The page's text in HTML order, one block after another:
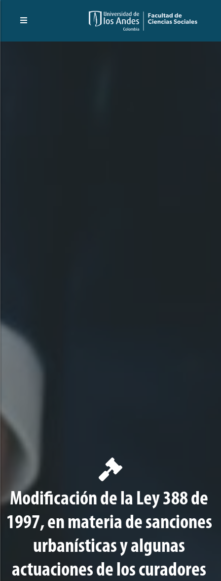
Modificación de la Ley 388 de
1997, en materia de sanciones
urbanísticas y algunas
actuaciones de los curadores